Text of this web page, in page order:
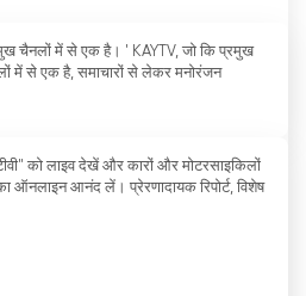
चैनलों में से एक है। ' KAYTV, जो कि प्रमुख
में से एक है, समाचारों से लेकर मनोरंजन
को लाइव देखें और कारों और मोटरसाइकिलों
ऑनलाइन आनंद लें। प्रेरणादायक रिपोर्ट, विशेष